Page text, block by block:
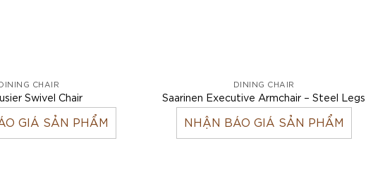
CHAIR
Swivel Chair
GIÁ SẢN PHẨM
DINING CHAIR
Saarinen Executive Armchair – Steel Legs
NHẬN BÁO GIÁ SẢN PHẨM